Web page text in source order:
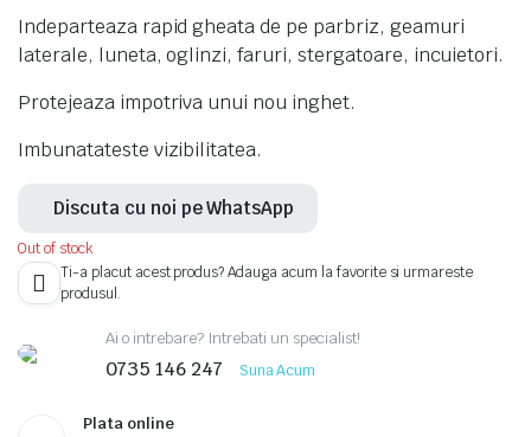
Indeparteaza rapid gheata de pe parbriz, geamuri
laterale, luneta, oglinzi, faruri, stergatoare, incuietori.
Protejeaza impotriva unui nou inghet.
Imbunatateste vizibilitatea.
Discuta cu noi pe WhatsApp
Out of stock
Ti-a placut acest produs? Adauga acum la favorite si urmareste
produsul.
Ai o intrebare? Intrebati un specialist!
0735 146 247 Suna Acum
Plata online